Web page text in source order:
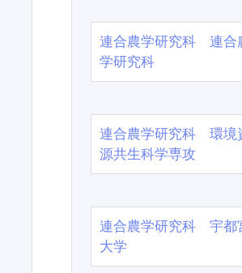
連合農学研究科 連合
学研究科
連合農学研究科 環境
源共生科学専攻
連合農学研究科 宇都
大学